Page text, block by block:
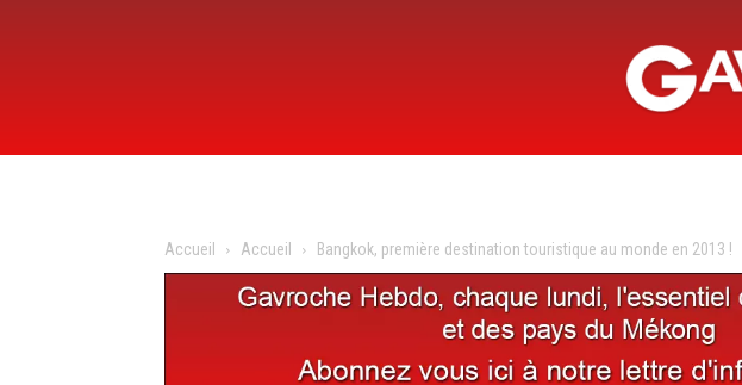
Accueil Accueil Bangkok, première destination touristique au monde en 2013 !